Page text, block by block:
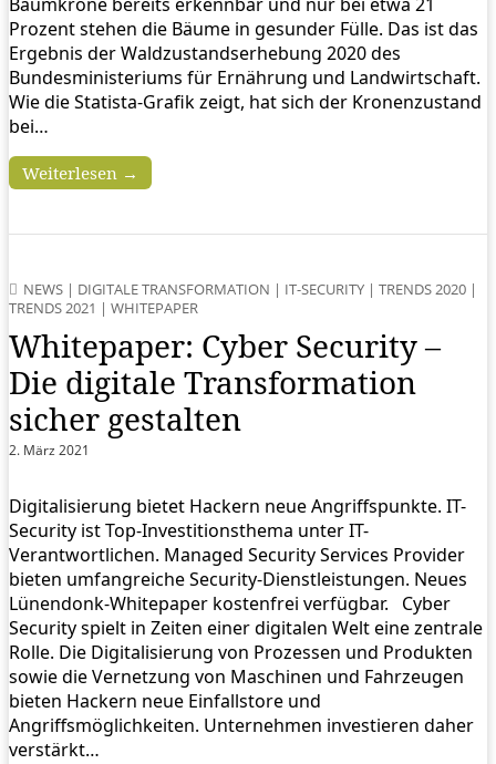
Prozent stehen die Bäume in gesunder Fülle. Das ist das
Ergebnis der Waldzustandserhebung 2020 des
Bundesministeriums für Ernährung und Landwirtschaft.
Wie die Statista-Grafik zeigt, hat sich der Kronenzustand
bei…
Weiterlesen →
NEWS | DIGITALE TRANSFORMATION | IT-SECURITY | TRENDS 2020 |
TRENDS 2021 | WHITEPAPER
Whitepaper: Cyber Security –
Die digitale Transformation
sicher gestalten
2. März 2021
Digitalisierung bietet Hackern neue Angriffspunkte. IT-
Security ist Top-Investitionsthema unter IT-
Verantwortlichen. Managed Security Services Provider
bieten umfangreiche Security-Dienstleistungen. Neues
Lünendonk-Whitepaper kostenfrei verfügbar. Cyber
Security spielt in Zeiten einer digitalen Welt eine zentrale
Rolle. Die Digitalisierung von Prozessen und Produkten
sowie die Vernetzung von Maschinen und Fahrzeugen
bieten Hackern neue Einfallstore und
Angriffsmöglichkeiten. Unternehmen investieren daher
verstärkt…